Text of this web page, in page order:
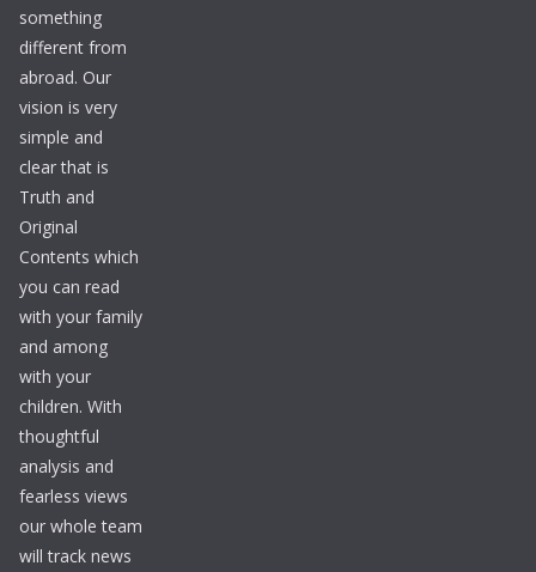
something
different from
abroad. Our
vision is very
simple and
clear that is
Truth and
Original
Contents which
you can read
with your family
and among
with your
children. With
thoughtful
analysis and
fearless views
our whole team
will track news